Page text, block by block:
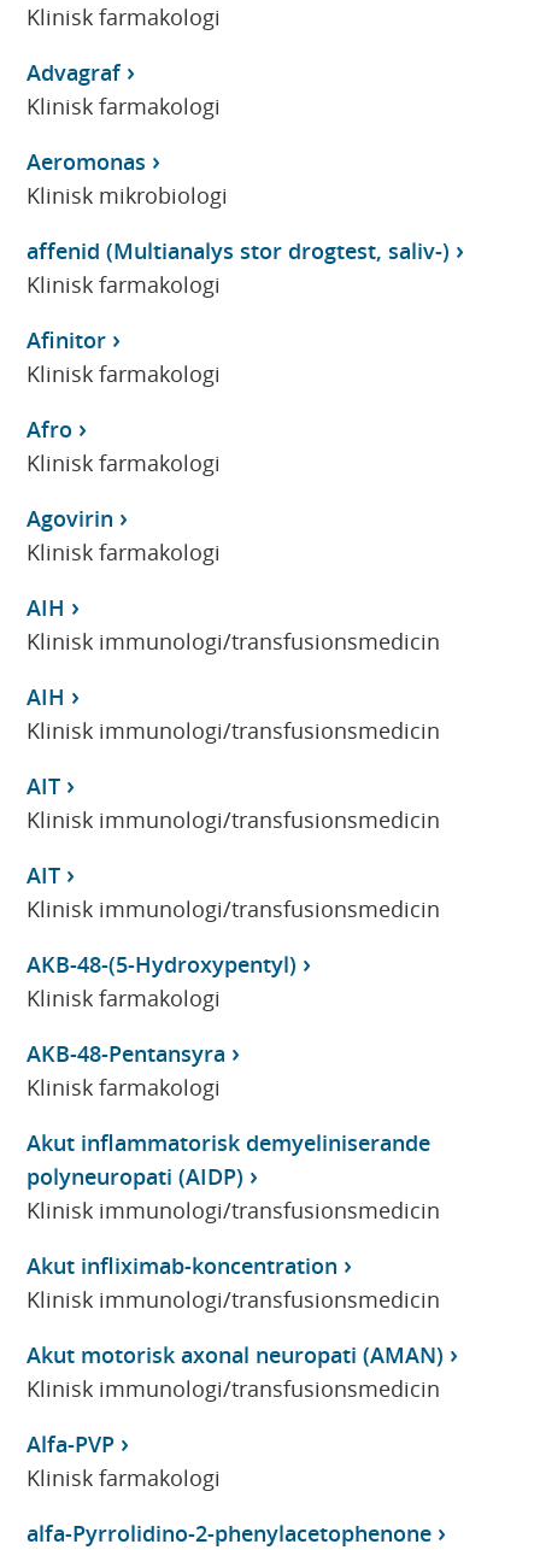
Klinisk farmakologi
Advagraf
Klinisk farmakologi
Aeromonas
Klinisk mikrobiologi
affenid (Multianalys stor drogtest, saliv-)
Klinisk farmakologi
Afinitor
Klinisk farmakologi
Afro
Klinisk farmakologi
Agovirin
Klinisk farmakologi
AIH
Klinisk immunologi/transfusionsmedicin
AIH
Klinisk immunologi/transfusionsmedicin
AIT
Klinisk immunologi/transfusionsmedicin
AIT
Klinisk immunologi/transfusionsmedicin
AKB-48-(5-Hydroxypentyl)
Klinisk farmakologi
AKB-48-Pentansyra
Klinisk farmakologi
Akut inflammatorisk demyeliniserande
polyneuropati (AIDP)
Klinisk immunologi/transfusionsmedicin
Akut infliximab-koncentration
Klinisk immunologi/transfusionsmedicin
Akut motorisk axonal neuropati (AMAN)
Klinisk immunologi/transfusionsmedicin
Alfa-PVP
Klinisk farmakologi
alfa-Pyrrolidino-2-phenylacetophenone